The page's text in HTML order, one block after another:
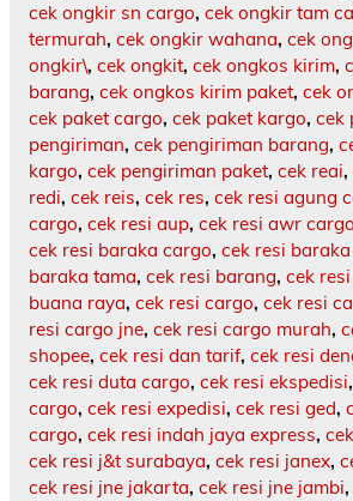
cek ongkir sn cargo, cek ongkir tam
termurah, cek ongkir wahana, cek
ongkir\, cek ongkit, cek ongkos kirim,
barang, cek ongkos kirim paket, cek
cek paket cargo, cek paket kargo, cek
pengiriman, cek pengiriman barang,
kargo, cek pengiriman paket, cek reai,
redi, cek reis, cek res, cek resi agung
cargo, cek resi aup, cek resi awr cargo
cek resi baraka cargo, cek resi
baraka tama, cek resi barang, cek
buana raya, cek resi cargo, cek resi
resi cargo jne, cek resi cargo murah,
shopee, cek resi dan tarif, cek resi
cek resi duta cargo, cek resi ekspedisi,
cargo, cek resi expedisi, cek resi ged,
cargo, cek resi indah jaya express,
cek resi j&t surabaya, cek resi janex,
cek resi jne jakarta, cek resi jne jambi,